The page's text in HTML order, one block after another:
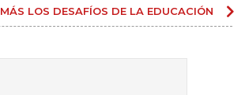
MÁS LOS DESAFÍOS DE LA EDUCACIÓN